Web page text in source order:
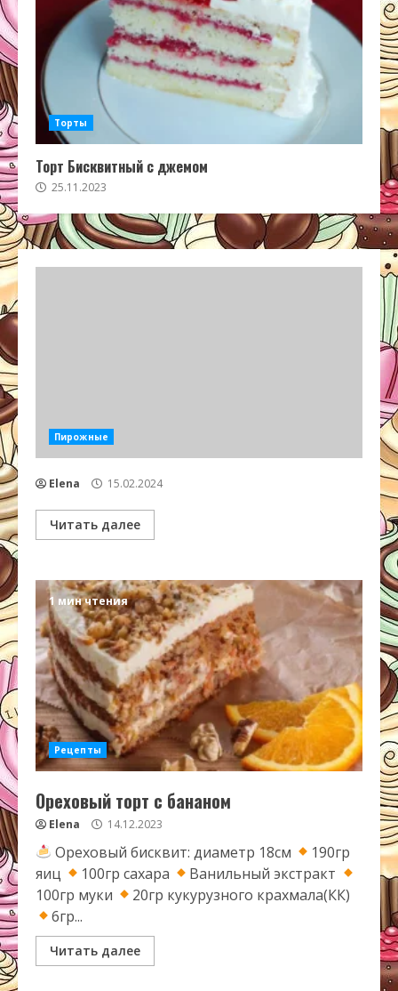
Торты
Торт Бисквитный с джемом
25.11.2023
Пирожные
Elena 15.02.2024
Читать далее
1 мин чтения
Рецепты
Ореховый торт с бананом
Elena 14.12.2023
Ореховый бисквит: диаметр 18см
190гр
яиц
100гр сахара
Ванильный экстракт
100гр муки
20гр кукурузного крахмала(КК)
6гр...
Читать далее